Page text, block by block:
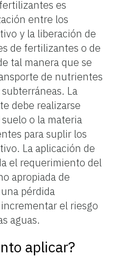
es
entre los
y la liberación de
de fertilizantes o de
tal manera que se
de nutrientes
La
debe realizarse
o la materia
para suplir los
La aplicación de
el requerimiento del
apropiada de
pérdida
el riesgo
aguas.
aplicar?